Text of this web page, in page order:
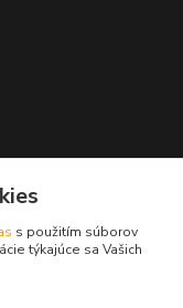
s použitím súborov
týkajúce sa Vašich